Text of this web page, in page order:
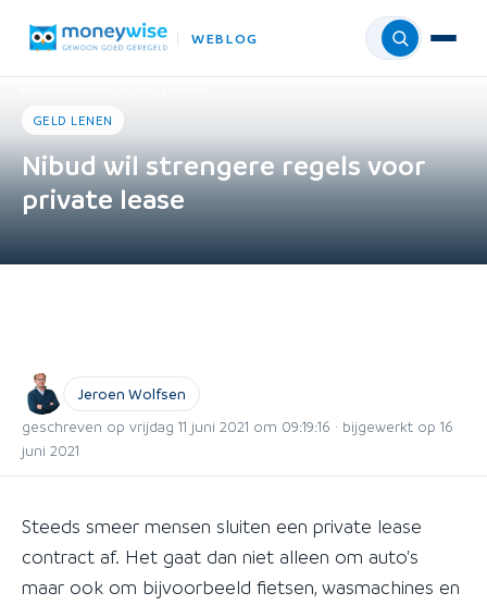
WEBLOG Menu
GELD LENEN
Nibud wil strengere regels voor
private lease
Jeroen Wolfsen
geschreven op vrijdag 11 juni 2021 om 09:19:16 · bijgewerkt op 16
juni 2021
Steeds smeer mensen sluiten een private lease
contract af. Het gaat dan niet alleen om auto's
maar ook om bijvoorbeeld fietsen, wasmachines en